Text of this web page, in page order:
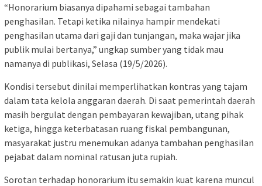
“Honorarium biasanya dipahami sebagai tambahan
penghasilan. Tetapi ketika nilainya hampir mendekati
penghasilan utama dari gaji dan tunjangan, maka wajar jika
publik mulai bertanya,” ungkap sumber yang tidak mau
namanya di publikasi, Selasa (19/5/2026).
Kondisi tersebut dinilai memperlihatkan kontras yang tajam
dalam tata kelola anggaran daerah. Di saat pemerintah daerah
masih bergulat dengan pembayaran kewajiban, utang pihak
ketiga, hingga keterbatasan ruang fiskal pembangunan,
masyarakat justru menemukan adanya tambahan penghasilan
pejabat dalam nominal ratusan juta rupiah.
Sorotan terhadap honorarium itu semakin kuat karena muncul